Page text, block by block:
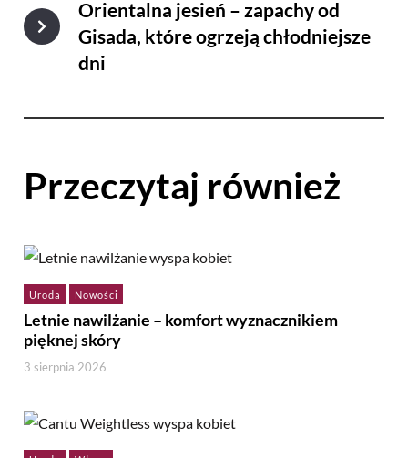
Orientalna jesień – zapachy od
Gisada, które ogrzeją chłodniejsze
dni
Przeczytaj również
Uroda Nowości
Letnie nawilżanie – komfort wyznacznikiem
pięknej skóry
3 sierpnia 2026